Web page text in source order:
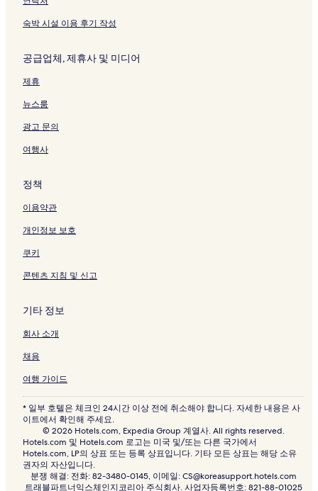
숙박 시설 이용 후기 작성
공급업체, 제휴사 및 미디어
제휴
뉴스룸
광고 문의
여행사
정책
이용약관
개인정보 보호
쿠키
콘텐츠 지침 및 신고
기타 정보
회사 소개
채용
여행 가이드
* 일부 호텔은 체크인 24시간 이상 전에 취소해야 합니다. 자세한 내용은 사
이트에서 확인해 주세요.
© 2026 Hotels.com, Expedia Group 계열사. All rights reserved.
Hotels.com 및 Hotels.com 로고는 미국 및/또는 다른 국가에서
Hotels.com, LP의 상표 또는 등록 상표입니다. 기타 모든 상표는 해당 소유
권자의 자산입니다.
분쟁 해결: 전화: 82-3480-0145, 이메일: CS@koreasupport.hotels.com
트래블파트너익스체인지코리아 주식회사. 사업자등록번호: 821-88-01025